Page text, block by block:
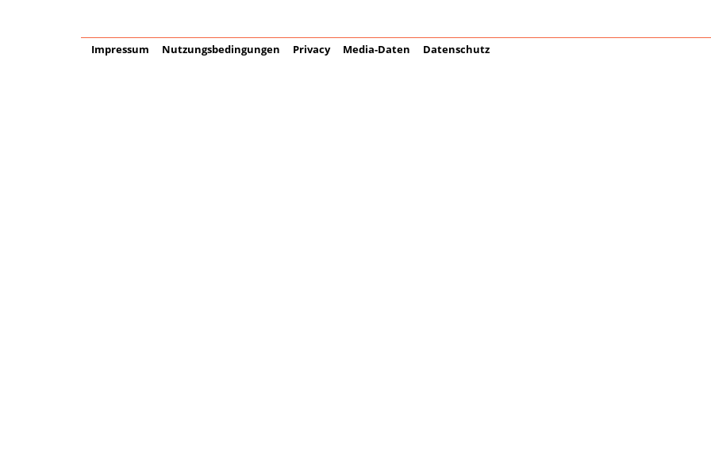
Impressum Nutzungsbedingungen Privacy Media-Daten Datenschutz